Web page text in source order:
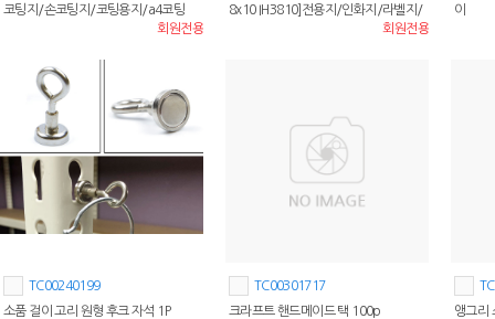
코팅지/손코팅지/코팅용지/a4코팅
회원전용
8x10 IH3810]전용지/인화지/라벨지/
회원전용
이
TC00240199
소품 걸이 고리 원형 후크 자석 1P
TC00301717
크라프트 핸드메이드 택 100p
앵그리